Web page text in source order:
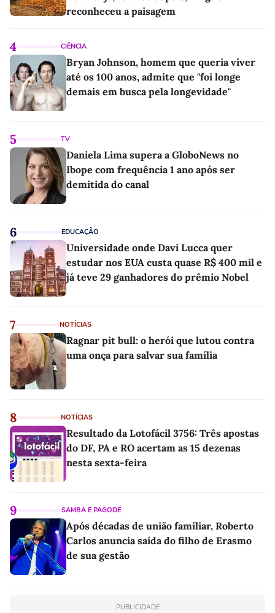
reconheceu a paisagem
4 CIÊNCIA
Bryan Johnson, homem que queria viver
até os 100 anos, admite que "foi longe
demais em busca pela longevidade"
5 TV
Daniela Lima supera a GloboNews no
Ibope com frequência 1 ano após ser
demitida do canal
6 EDUCAÇÃO
Universidade onde Davi Lucca quer
estudar nos EUA custa quase R$ 400 mil e
já teve 29 ganhadores do prêmio Nobel
7 NOTÍCIAS
Ragnar pit bull: o herói que lutou contra
uma onça para salvar sua família
8 NOTÍCIAS
Resultado da Lotofácil 3756: Três apostas
do DF, PA e RO acertam as 15 dezenas
nesta sexta-feira
9 SAMBA E PAGODE
Após décadas de união familiar, Roberto
Carlos anuncia saída do filho de Erasmo
de sua gestão
PUBLICIDADE